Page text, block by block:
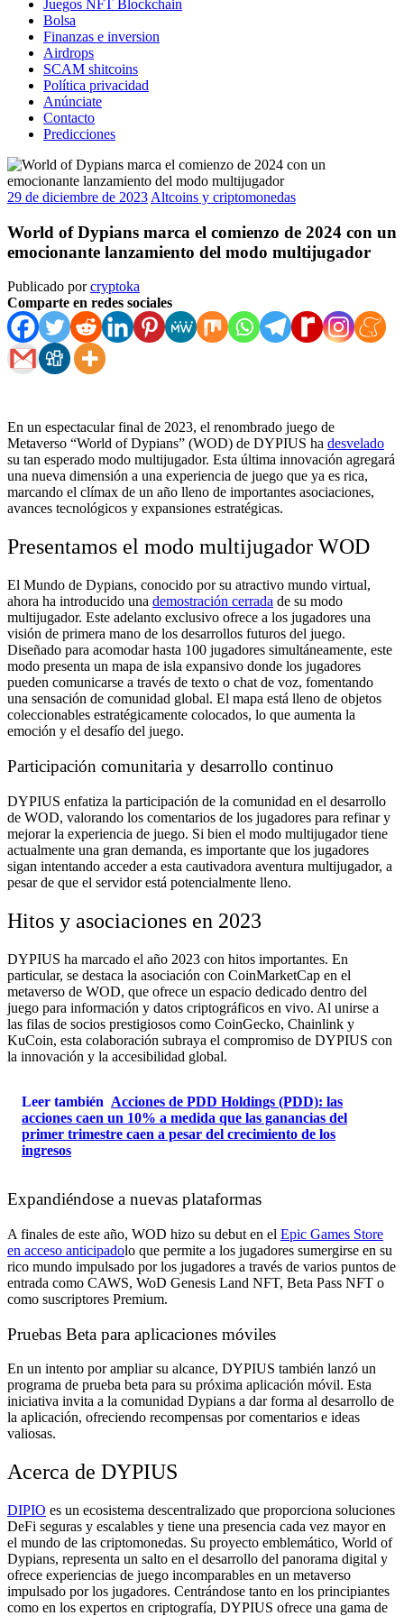
Juegos NFT Blockchain
Bolsa
Finanzas e inversion
Airdrops
SCAM shitcoins
Política privacidad
Anúnciate
Contacto
Predicciones
29 de diciembre de 2023 Altcoins y criptomonedas
World of Dypians marca el comienzo de 2024 con un
emocionante lanzamiento del modo multijugador
Publicado porcryptoka
Comparte en redes sociales
En un espectacular final de 2023, el renombrado juego de
Metaverso “World of Dypians” (WOD) de DYPIUS ha desvelado
su tan esperado modo multijugador. Esta última innovación agregará
una nueva dimensión a una experiencia de juego que ya es rica,
marcando el clímax de un año lleno de importantes asociaciones,
avances tecnológicos y expansiones estratégicas.
Presentamos el modo multijugador WOD
El Mundo de Dypians, conocido por su atractivo mundo virtual,
ahora ha introducido una demostración cerrada de su modo
multijugador. Este adelanto exclusivo ofrece a los jugadores una
visión de primera mano de los desarrollos futuros del juego.
Diseñado para acomodar hasta 100 jugadores simultáneamente, este
modo presenta un mapa de isla expansivo donde los jugadores
pueden comunicarse a través de texto o chat de voz, fomentando
una sensación de comunidad global. El mapa está lleno de objetos
coleccionables estratégicamente colocados, lo que aumenta la
emoción y el desafío del juego.
Participación comunitaria y desarrollo continuo
DYPIUS enfatiza la participación de la comunidad en el desarrollo
de WOD, valorando los comentarios de los jugadores para refinar y
mejorar la experiencia de juego. Si bien el modo multijugador tiene
actualmente una gran demanda, es importante que los jugadores
sigan intentando acceder a esta cautivadora aventura multijugador, a
pesar de que el servidor está potencialmente lleno.
Hitos y asociaciones en 2023
DYPIUS ha marcado el año 2023 con hitos importantes. En
particular, se destaca la asociación con CoinMarketCap en el
metaverso de WOD, que ofrece un espacio dedicado dentro del
juego para información y datos criptográficos en vivo. Al unirse a
las filas de socios prestigiosos como CoinGecko, Chainlink y
KuCoin, esta colaboración subraya el compromiso de DYPIUS con
la innovación y la accesibilidad global.
Leer también Acciones de PDD Holdings (PDD): las
acciones caen un 10% a medida que las ganancias del
primer trimestre caen a pesar del crecimiento de los
ingresos
Expandiéndose a nuevas plataformas
A finales de este año, WOD hizo su debut en el Epic Games Store
en acceso anticipadolo que permite a los jugadores sumergirse en su
rico mundo impulsado por los jugadores a través de varios puntos de
entrada como CAWS, WoD Genesis Land NFT, Beta Pass NFT o
como suscriptores Premium.
Pruebas Beta para aplicaciones móviles
En un intento por ampliar su alcance, DYPIUS también lanzó un
programa de prueba beta para su próxima aplicación móvil. Esta
iniciativa invita a la comunidad Dypians a dar forma al desarrollo de
la aplicación, ofreciendo recompensas por comentarios e ideas
valiosas.
Acerca de DYPIUS
DIPIO es un ecosistema descentralizado que proporciona soluciones
DeFi seguras y escalables y tiene una presencia cada vez mayor en
el mundo de las criptomonedas. Su proyecto emblemático, World of
Dypians, representa un salto en el desarrollo del panorama digital y
ofrece experiencias de juego incomparables en un metaverso
impulsado por los jugadores. Centrándose tanto en los principiantes
como en los expertos en criptografía, DYPIUS ofrece una gama de